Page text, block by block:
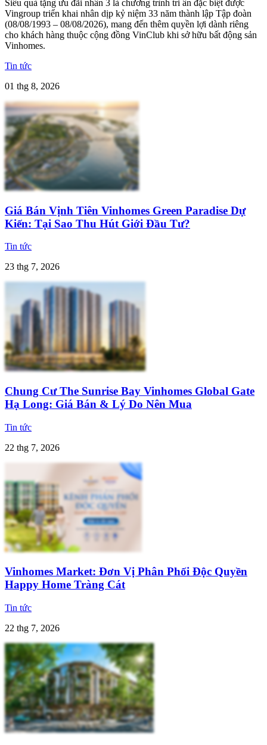
Siêu quà tặng ưu đãi nhân 3 là chương trình tri ân đặc biệt được
Vingroup triển khai nhân dịp kỷ niệm 33 năm thành lập Tập đoàn
(08/08/1993 – 08/08/2026), mang đến thêm quyền lợi dành riêng
cho khách hàng thuộc cộng đồng VinClub khi sở hữu bất động sản
Vinhomes.
Tin tức
01 thg 8, 2026
Giá Bán Vịnh Tiên Vinhomes Green Paradise Dự
Kiến: Tại Sao Thu Hút Giới Đầu Tư?
Tin tức
23 thg 7, 2026
Chung Cư The Sunrise Bay Vinhomes Global Gate
Hạ Long: Giá Bán & Lý Do Nên Mua
Tin tức
22 thg 7, 2026
Vinhomes Market: Đơn Vị Phân Phối Độc Quyền
Happy Home Tràng Cát
Tin tức
22 thg 7, 2026